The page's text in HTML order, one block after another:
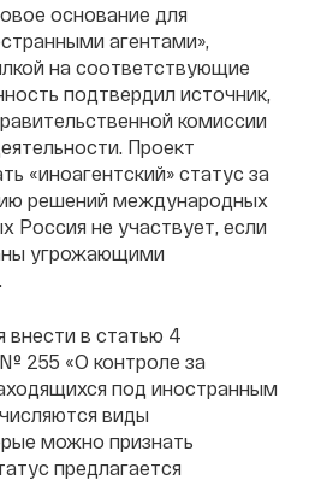
основание для
агентами»,
на соответствующие
подтвердил источник,
комиссии
Проект
«иноагентский» статус за
решений международных
Россия не участвует, если
угрожающими
внести в статью 4
255 «О контроле за
под иностранным
виды
можно признать
предлагается